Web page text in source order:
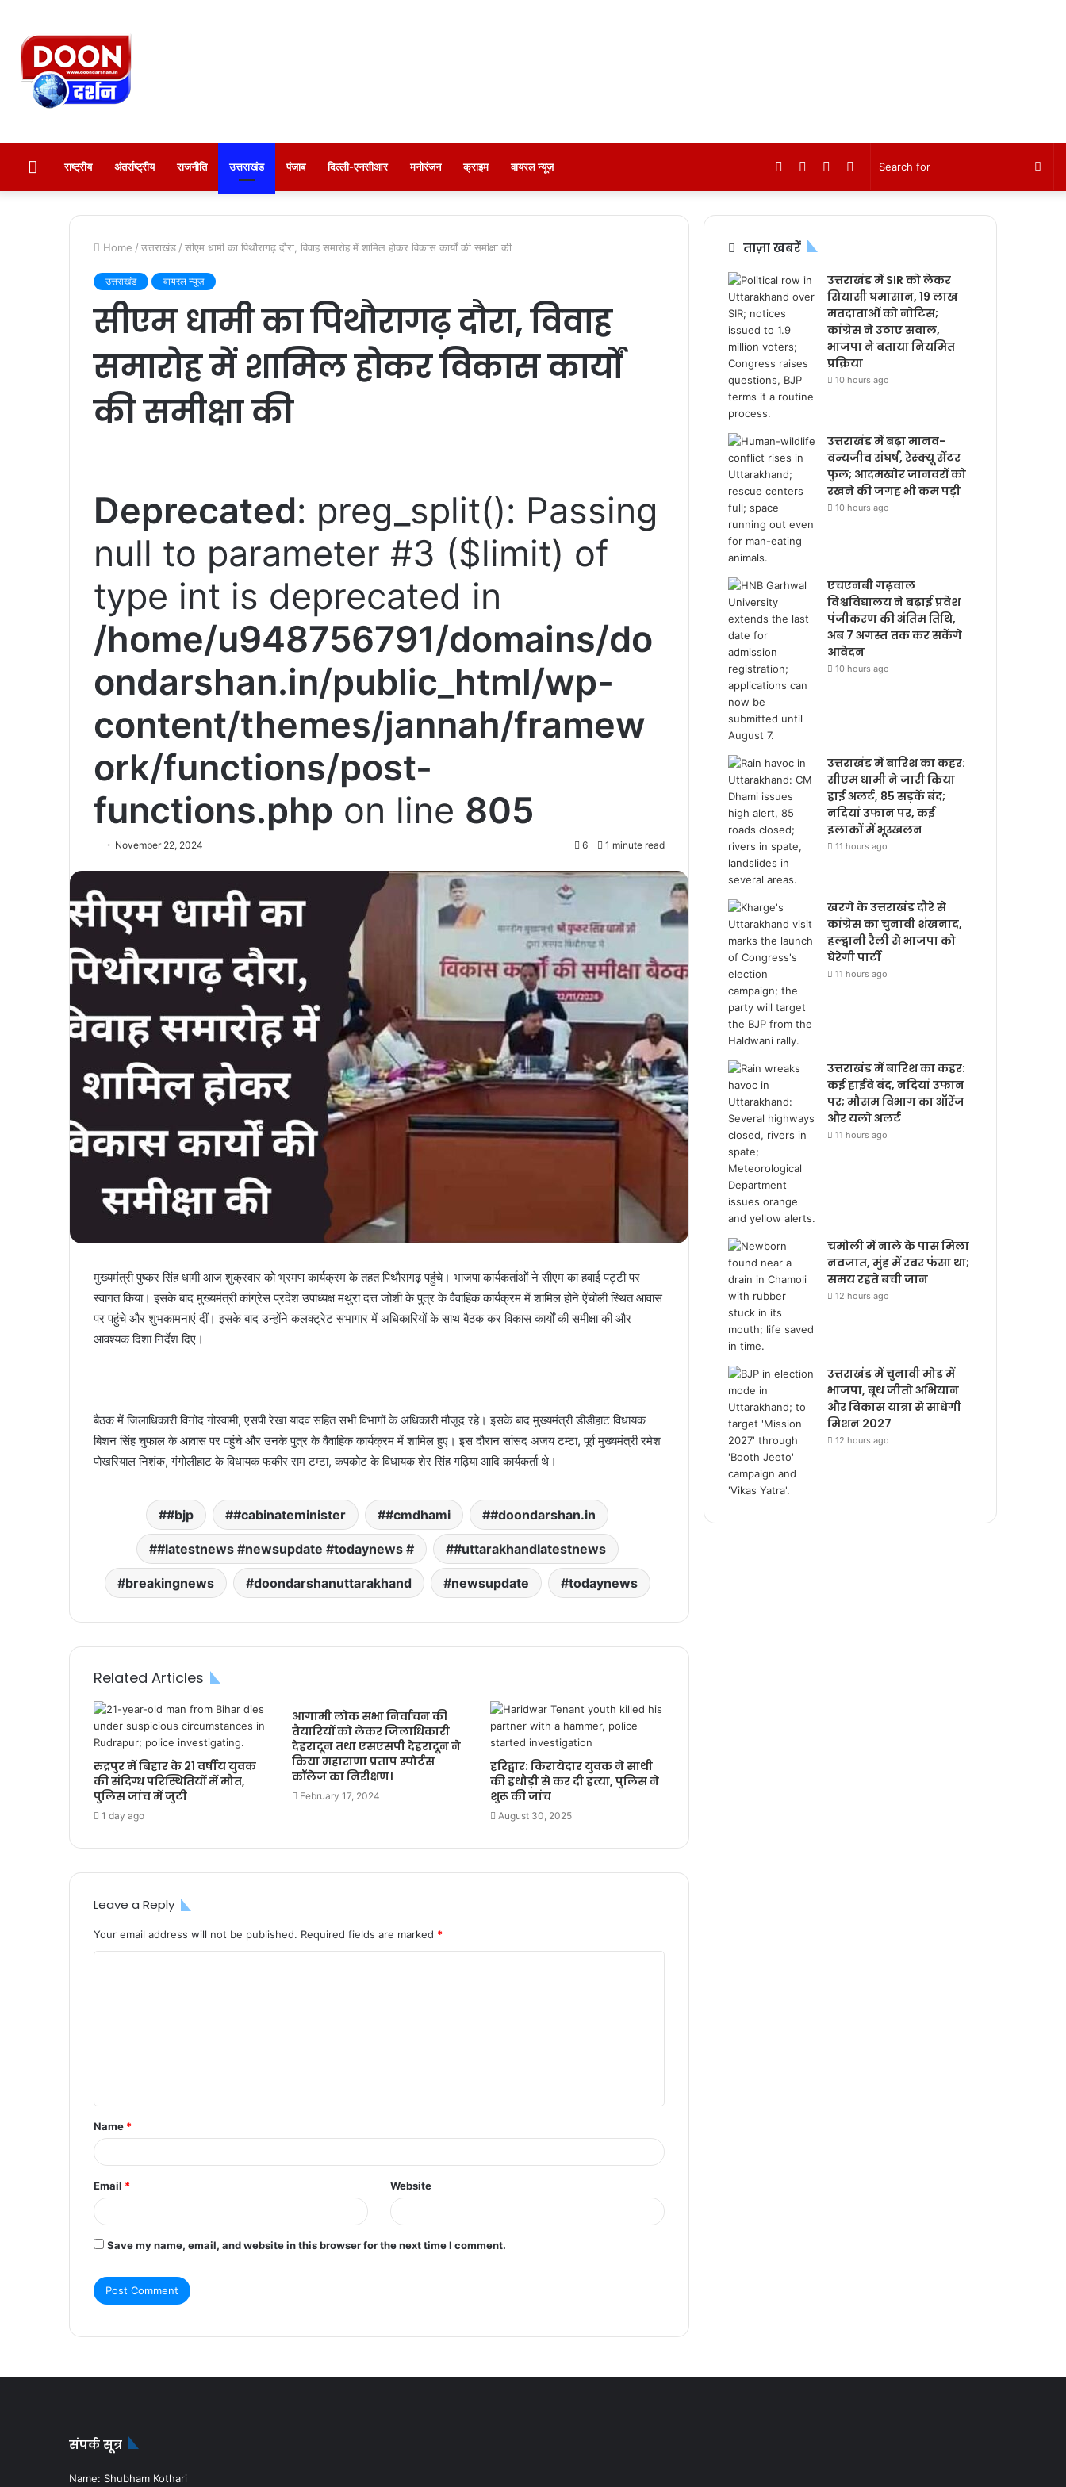
राष्ट्रीय अंतर्राष्ट्रीय राजनीति उत्तराखंड पंजाब दिल्ली-एनसीआर मनोरंजन क्राइम वायरल न्यूज़ Instagram
YouTube
Twitter
Facebook
Home / उत्तराखंड / सीएम धामी का पिथौरागढ़ दौरा, विवाह समारोह में शामिल होकर विकास कार्यों की समीक्षा की
उत्तराखंड वायरल न्यूज़
सीएम धामी का पिथौरागढ़ दौरा, विवाह
समारोह में शामिल होकर विकास कार्यों
की समीक्षा की
Deprecated: preg_split(): Passing
null to parameter #3 ($limit) of
type int is deprecated in
/home/u948756791/domains/do
ondarshan.in/public_html/wp-
content/themes/jannah/framew
ork/functions/post-
functions.php on line 805
November 22, 2024 6 1 minute read
मुख्यमंत्री पुष्कर सिंह धामी आज शुक्रवार को भ्रमण कार्यक्रम के तहत पिथौरागढ़ पहुंचे। भाजपा कार्यकर्ताओं ने सीएम का हवाई पट्टी पर
स्वागत किया। इसके बाद मुख्यमंत्री कांग्रेस प्रदेश उपाध्यक्ष मथुरा दत्त जोशी के पुत्र के वैवाहिक कार्यक्रम में शामिल होने ऐंचोली स्थित आवास
पर पहुंचे और शुभकामनाएं दीं। इसके बाद उन्होंने कलक्ट्रेट सभागार में अधिकारियों के साथ बैठक कर विकास कार्यों की समीक्षा की और
आवश्यक दिशा निर्देश दिए।
बैठक में जिलाधिकारी विनोद गोस्वामी, एसपी रेखा यादव सहित सभी विभागों के अधिकारी मौजूद रहे। इसके बाद मुख्यमंत्री डीडीहाट विधायक
बिशन सिंह चुफाल के आवास पर पहुंचे और उनके पुत्र के वैवाहिक कार्यक्रम में शामिल हुए। इस दौरान सांसद अजय टम्टा, पूर्व मुख्यमंत्री रमेश
पोखरियाल निशंक, गंगोलीहाट के विधायक फकीर राम टम्टा, कपकोट के विधायक शेर सिंह गढ़िया आदि कार्यकर्ता थे।
#bjp #cabinateminister #cmdhami #doondarshan.in
#latestnews #newsupdate #todaynews # #uttarakhandlatestnews
breakingnews doondarshanuttarakhand newsupdate todaynews
Related Articles
रुद्रपुर में बिहार के 21 वर्षीय युवक
की संदिग्ध परिस्थितियों में मौत,
पुलिस जांच में जुटी
1 day ago
आगामी लोक सभा निर्वाचन की
तैयारियों को लेकर जिलाधिकारी
देहरादून तथा एसएसपी देहरादून ने
किया महाराणा प्रताप स्पोर्टस
कॉलेज का निरीक्षण।
February 17, 2024
हरिद्वार: किरायेदार युवक ने साथी
की हथौड़ी से कर दी हत्या, पुलिस ने
शुरू की जांच
August 30, 2025
Leave a Reply
Your email address will not be published. Required fields are marked *
t
*
Name *
Email * Website
Save my name, email, and website in this browser for the next time I comment.
ताज़ा खबरें
उत्तराखंड में SIR को लेकर
सियासी घमासान, 19 लाख
मतदाताओं को नोटिस;
कांग्रेस ने उठाए सवाल,
भाजपा ने बताया नियमित
प्रक्रिया
10 hours ago
उत्तराखंड में बढ़ा मानव-
वन्यजीव संघर्ष, रेस्क्यू सेंटर
फुल; आदमखोर जानवरों को
रखने की जगह भी कम पड़ी
10 hours ago
एचएनबी गढ़वाल
विश्वविद्यालय ने बढ़ाई प्रवेश
पंजीकरण की अंतिम तिथि,
अब 7 अगस्त तक कर सकेंगे
आवेदन
10 hours ago
उत्तराखंड में बारिश का कहर:
सीएम धामी ने जारी किया
हाई अलर्ट, 85 सड़कें बंद;
नदियां उफान पर, कई
इलाकों में भूस्खलन
11 hours ago
खरगे के उत्तराखंड दौरे से
कांग्रेस का चुनावी शंखनाद,
हल्द्वानी रैली से भाजपा को
घेरेगी पार्टी
11 hours ago
उत्तराखंड में बारिश का कहर:
कई हाईवे बंद, नदियां उफान
पर; मौसम विभाग का ऑरेंज
और यलो अलर्ट
11 hours ago
चमोली में नाले के पास मिला
नवजात, मुंह में रबर फंसा था;
समय रहते बची जान
12 hours ago
उत्तराखंड में चुनावी मोड में
भाजपा, बूथ जीतो अभियान
और विकास यात्रा से साधेगी
मिशन 2027
12 hours ago
संपर्क सूत्र
Name: Shubham Kothari